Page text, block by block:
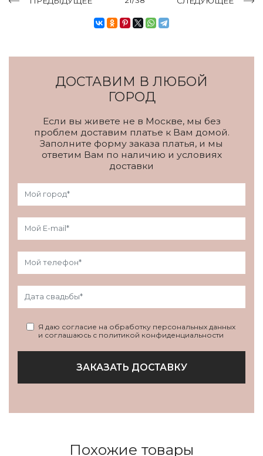
ДОСТАВИМ В ЛЮБОЙ
ГОРОД
Если вы живете не в Москве, мы без
проблем доставим платье к Вам домой.
Заполните форму заказа платья, и мы
ответим Вам по наличию и условиях
доставки
Я даю согласие на обработку персональных данных
и соглашаюсь с политикой конфиденциальности
ЗАКАЗАТЬ ДОСТАВКУ
Похожие товары